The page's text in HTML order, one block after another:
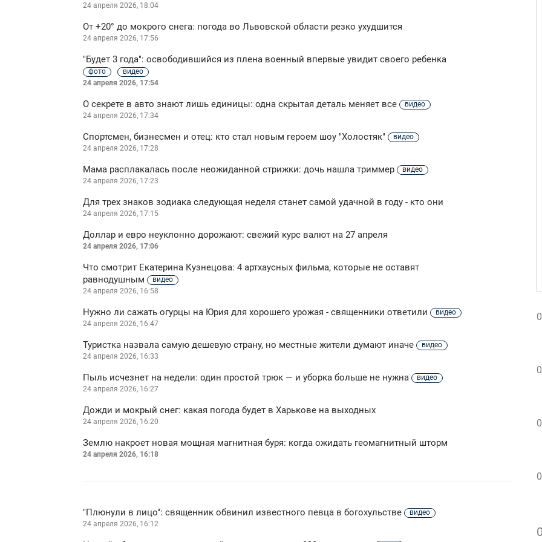
24 апреля 2026, 18:04
От +20° до мокрого снега: погода во Львовской области резко ухудшится
24 апреля 2026, 17:56
"Будет 3 года": освободившийся из плена военный впервые увидит своего ребенка
фото
видео
24 апреля 2026, 17:54
О секрете в авто знают лишь единицы: одна скрытая деталь меняет все
видео
24 апреля 2026, 17:34
Спортсмен, бизнесмен и отец: кто стал новым героем шоу "Холостяк"
видео
24 апреля 2026, 17:28
Мама расплакалась после неожиданной стрижки: дочь нашла триммер
видео
24 апреля 2026, 17:23
Для трех знаков зодиака следующая неделя станет самой удачной в году - кто они
24 апреля 2026, 17:15
Доллар и евро неуклонно дорожают: свежий курс валют на 27 апреля
24 апреля 2026, 17:06
Что смотрит Екатерина Кузнецова: 4 артхаусных фильма, которые не оставят
равнодушным
видео
24 апреля 2026, 16:58
Нужно ли сажать огурцы на Юрия для хорошего урожая - священники ответили
видео
24 апреля 2026, 16:47
Туристка назвала самую дешевую страну, но местные жители думают иначе
видео
24 апреля 2026, 16:33
Пыль исчезнет на недели: один простой трюк — и уборка больше не нужна
видео
24 апреля 2026, 16:27
Дожди и мокрый снег: какая погода будет в Харькове на выходных
24 апреля 2026, 16:20
Землю накроет новая мощная магнитная буря: когда ожидать геомагнитный шторм
24 апреля 2026, 16:18
"Плюнули в лицо": священник обвинил известного певца в богохульстве
видео
24 апреля 2026, 16:12